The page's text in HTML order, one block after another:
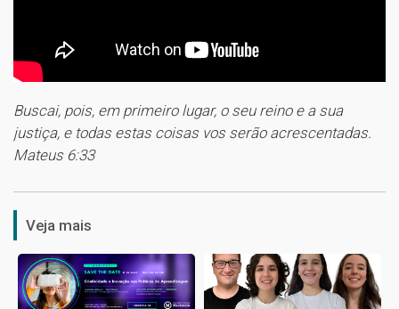
Buscai, pois, em primeiro lugar, o seu reino e a sua
justiça, e todas estas coisas vos serão acrescentadas.
Mateus 6:33
Veja mais